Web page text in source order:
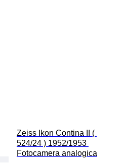
Zeiss Ikon Contina II (
524/24 ) 1952/1953
Fotocamera analogica